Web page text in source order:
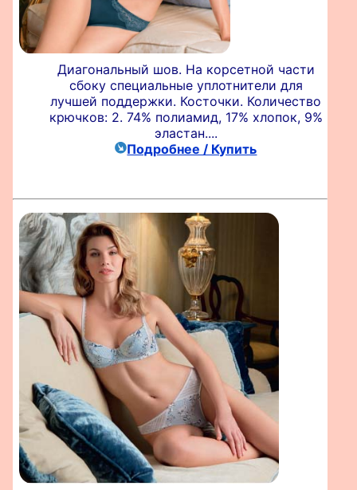
Диагональный шов. На корсетной части
сбоку специальные уплотнители для
лучшей поддержки. Косточки. Количество
крючков: 2. 74% полиамид, 17% хлопок, 9%
эластан....
Подробнее / Купить